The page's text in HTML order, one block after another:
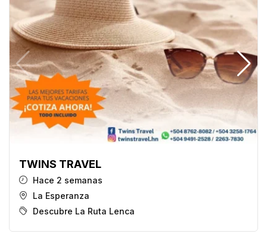
TWINS TRAVEL
Hace 2 semanas
La Esperanza
Descubre La Ruta Lenca